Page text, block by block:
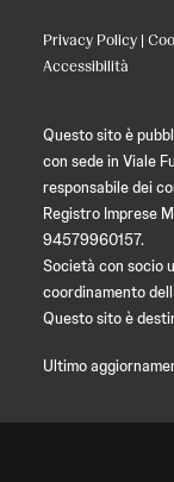
Privacy Policy |
Accessibilità
Questo sito è
con sede in Viale
responsabile dei
Registro Imprese
94579960157.
Società con socio
coordinamento
Questo sito è
Ultimo